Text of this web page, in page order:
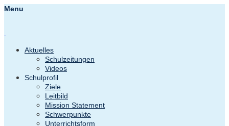
Menu
Aktuelles
Schulzeitungen
Videos
Schulprofil
Ziele
Leitbild
Mission Statement
Schwerpunkte
Unterrichtsform